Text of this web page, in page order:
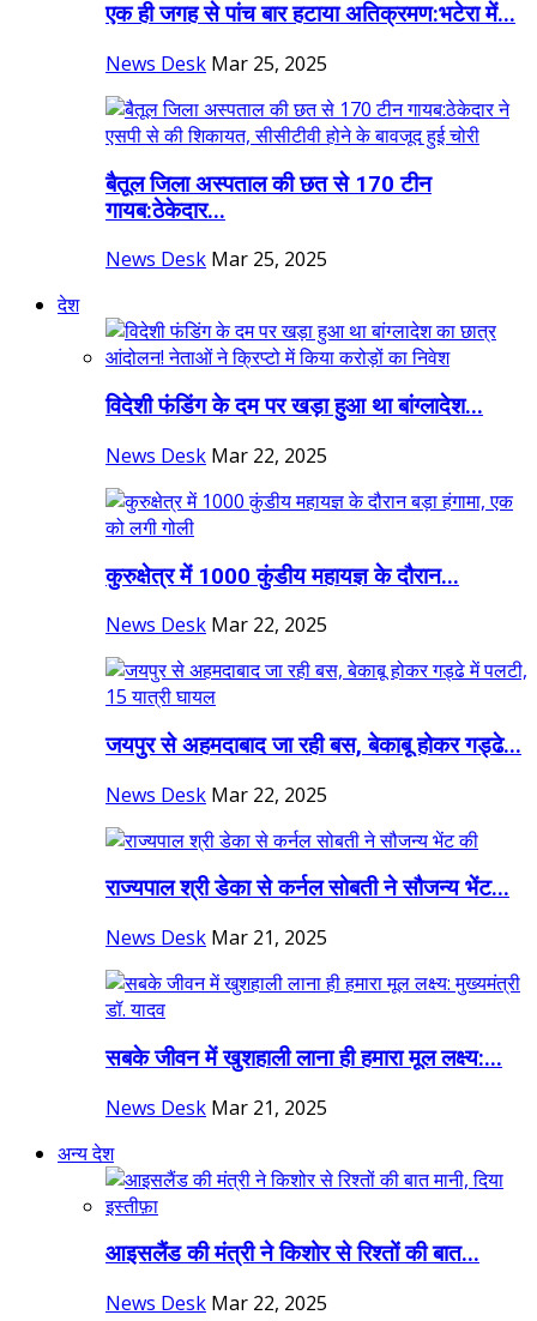
एक ही जगह से पांच बार हटाया अतिक्रमण:भटेरा में...
News Desk Mar 25, 2025
बैतूल जिला अस्पताल की छत से 170 टीन
गायब:ठेकेदार...
News Desk Mar 25, 2025
देश
विदेशी फंडिंग के दम पर खड़ा हुआ था बांग्लादेश...
News Desk Mar 22, 2025
कुरुक्षेत्र में 1000 कुंडीय महायज्ञ के दौरान...
News Desk Mar 22, 2025
जयपुर से अहमदाबाद जा रही बस, बेकाबू होकर गड्ढे...
News Desk Mar 22, 2025
राज्यपाल श्री डेका से कर्नल सोबती ने सौजन्य भेंट...
News Desk Mar 21, 2025
सबके जीवन में खुशहाली लाना ही हमारा मूल लक्ष्य:...
News Desk Mar 21, 2025
अन्य देश
आइसलैंड की मंत्री ने किशोर से रिश्तों की बात...
News Desk Mar 22, 2025